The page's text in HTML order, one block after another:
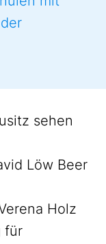
sehen
Löw Beer
Holz
für